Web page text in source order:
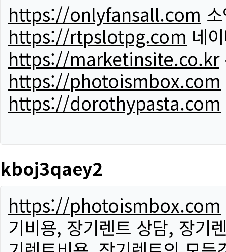
https://onlyfansall.com
https://rtpslotpg.com 네
https://marketinsite.co.kr
https://photoismbox.com
https://dorothypasta.com
kboj3qaey2
https://photoismbox.com
기비용, 장기렌트 상담, 장기